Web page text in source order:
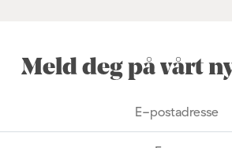
Meld deg på vårt